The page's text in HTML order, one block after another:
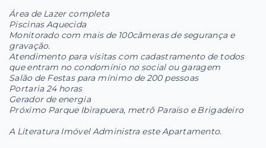
Área de Lazer completa
Piscinas Aquecida
Monitorado com mais de 100câmeras de segurança e
gravação.
Atendimento para visitas com cadastramento de todos
que entram no condomínio no social ou garagem
Salão de Festas para mínimo de 200 pessoas
Portaria 24 horas
Gerador de energia
Próximo Parque Ibirapuera, metrô Paraíso e Brigadeiro
A Literatura Imóvel Administra este Apartamento.